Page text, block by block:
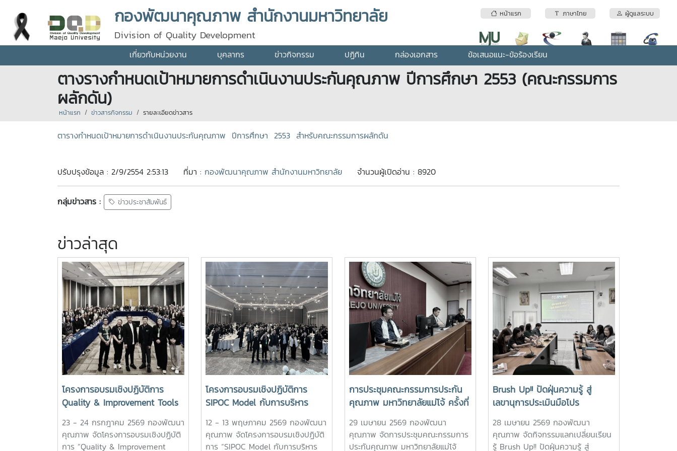
หน้าแรก ภาษาไทย ผู้ดูแลระบบ
กองพัฒนาคุณภาพ สำนักงานมหาวิทยาลัย
Division of Quality Development
เกี่ยวกับหน่วยงาน บุคลากร ข่าวกิจกรรม ปฏิทิน กล่องเอกสาร ข้อเสนอแนะ-ข้อร้องเรียน
ตางรางกำหนดเป้าหมายการดำเนินงานประกันคุณภาพ ปีการศึกษา 2553 (คณะกรรมการ
ผลักดัน)
หน้าแรก ข่าวสารกิจกรรม รายละเอียดข่าวสาร
ตารางกำหนดเป้าหมายการดำเนินงานประกันคุณภาพ ปีการศึกษา 2553 สำหรับคณะกรรมการผลักดัน
ปรับปรุงข้อมูล : 2/9/2554 2:53:13 ที่มา : กองพัฒนาคุณภาพ สำนักงานมหาวิทยาลัย จำนวนผู้เปิดอ่าน : 8920
กลุ่มข่าวสาร : ข่าวประชาสัมพันธ์
ข่าวล่าสุด
โครงการอบรมเชิงปฏิบัติการ
Quality & Improvement Tools
23 - 24 กรกฎาคม 2569 กองพัฒนา
คุณภาพ จัดโครงการอบรมเชิงปฏิบัติ
การ “Quality & Improvement
โครงการอบรมเชิงปฏิบัติการ
SIPOC Model กับการบริหาร
จัดการการดำเนินงานตามเกณฑ์
EdPEx
12 - 13 พฤษภาคม 2569 กองพัฒนา
คุณภาพ จัดโครงการอบรมเชิงปฏิบัติ
การ “SIPOC Model กับการบริหาร
การประชุมคณะกรรมการประกัน
คุณภาพ มหาวิทยาลัยแม่โจ้ ครั้งที่
29 เมษายน 2569 กองพัฒนา
คุณภาพ จัดการประชุมคณะกรรมการ
ประกันคุณภาพ มหาวิทยาลัยแม่โจ้
Brush Up!! ปัดฝุ่นความรู้ สู่
เลขานุการประเมินมือโปร
28 เมษายน 2569 กองพัฒนา
คุณภาพ จัดกิจกรรมแลกเปลี่ยนเรียน
รู้ Brush Up!! ปัดฝุ่นความรู้ สู่